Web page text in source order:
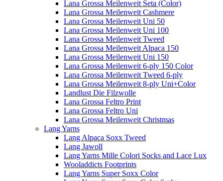
Lana Grossa Meilenweit Seta (Color)
Lana Grossa Meilenweit Cashmere
Lana Grossa Meilenweit Uni 50
Lana Grossa Meilenweit Uni 100
Lana Grossa Meilenweit Tweed
Lana Grossa Meilenweit Alpaca 150
Lana Grossa Meilenweit Uni 150
Lana Grossa Meilenweit 6-ply 150 Color
Lana Grossa Meilenweit Tweed 6-ply
Lana Grossa Meilenweit 8-ply Uni+Color
Landlust Die Filzwolle
Lana Grossa Feltro Print
Lana Grossa Feltro Uni
Lana Grossa Meilenweit Christmas
Lang Yarns
Lang Alpaca Soxx Tweed
Lang Jawoll
Lang Yarns Mille Colori Socks and Lace Lux
Wooladdicts Footprints
Lang Yarns Super Soxx Color